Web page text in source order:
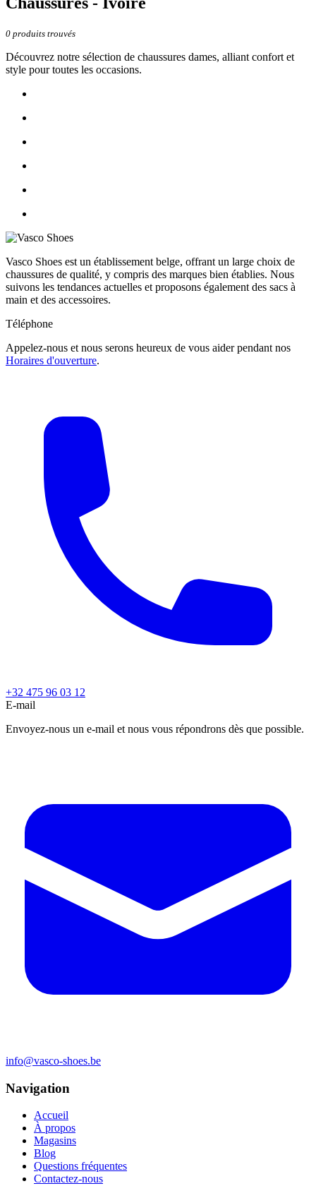
0 produits trouvés
Découvrez notre sélection de chaussures dames, alliant confort et
style pour toutes les occasions.
Vasco Shoes est un établissement belge, offrant un large choix de
chaussures de qualité, y compris des marques bien établies. Nous
suivons les tendances actuelles et proposons également des sacs à
main et des accessoires.
Téléphone
Appelez-nous et nous serons heureux de vous aider pendant nos
Horaires d'ouverture.
+32 475 96 03 12
E-mail
Envoyez-nous un e-mail et nous vous répondrons dès que possible.
info@vasco-shoes.be
Navigation
Accueil
À propos
Magasins
Blog
Questions fréquentes
Contactez-nous